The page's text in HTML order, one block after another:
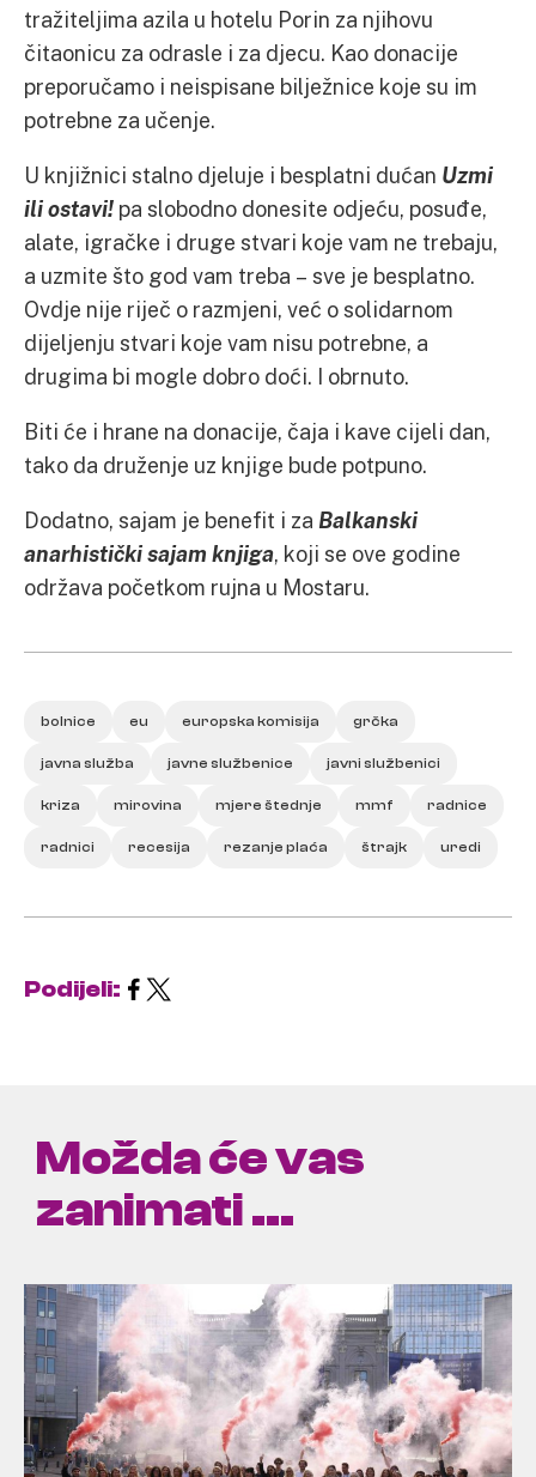
tražiteljima azila u hotelu Porin za njihovu
čitaonicu za odrasle i za djecu. Kao donacije
preporučamo i neispisane bilježnice koje su im
potrebne za učenje.
U knjižnici stalno djeluje i besplatni dućan Uzmi
ili ostavi! pa slobodno donesite odjeću, posuđe,
alate, igračke i druge stvari koje vam ne trebaju,
a uzmite što god vam treba – sve je besplatno.
Ovdje nije riječ o razmjeni, već o solidarnom
dijeljenju stvari koje vam nisu potrebne, a
drugima bi mogle dobro doći. I obrnuto.
Biti će i hrane na donacije, čaja i kave cijeli dan,
tako da druženje uz knjige bude potpuno.
Dodatno, sajam je benefit i za Balkanski
anarhistički sajam knjiga, koji se ove godine
održava početkom rujna u Mostaru.
bolnice eu europska komisija grčka
javna služba javne službenice javni službenici
kriza mirovina mjere štednje mmf radnice
radnici recesija rezanje plaća štrajk uredi
Podijeli:
Možda će vas
zanimati ...